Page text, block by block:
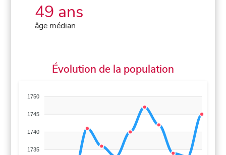
49 ans
âge médian
Évolution de la population
1750
1745
1740
1735